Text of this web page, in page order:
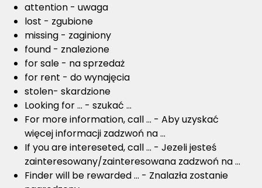
attention - uwaga
lost - zgubione
missing - zaginiony
found - znalezione
for sale - na sprzedaż
for rent - do wynajęcia
stolen- skardzione
Looking for ... - szukać ...
For more information, call ... - Aby uzyskać
więcej informacji zadzwoń na ...
If you are intereseted, call ... - Jezeli jesteś
zainteresowany/zainteresowana zadzwoń na ...
Finder will be rewarded ... - Znalazła zostanie